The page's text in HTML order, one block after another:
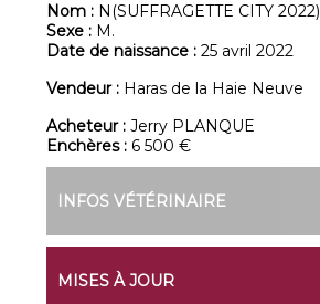
Nom : N(SUFFRAGETTE CITY 2022)
Sexe : M.
Date de naissance :25 avril 2022
Vendeur : Haras de la Haie Neuve
Acheteur :Jerry PLANQUE
Enchères : 6 500 €
INFOS VÉTÉRINAIRE
MISES À JOUR